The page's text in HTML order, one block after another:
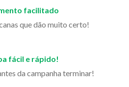
facilitado
que dão muito certo!
fácil e rápido!
da campanha terminar!